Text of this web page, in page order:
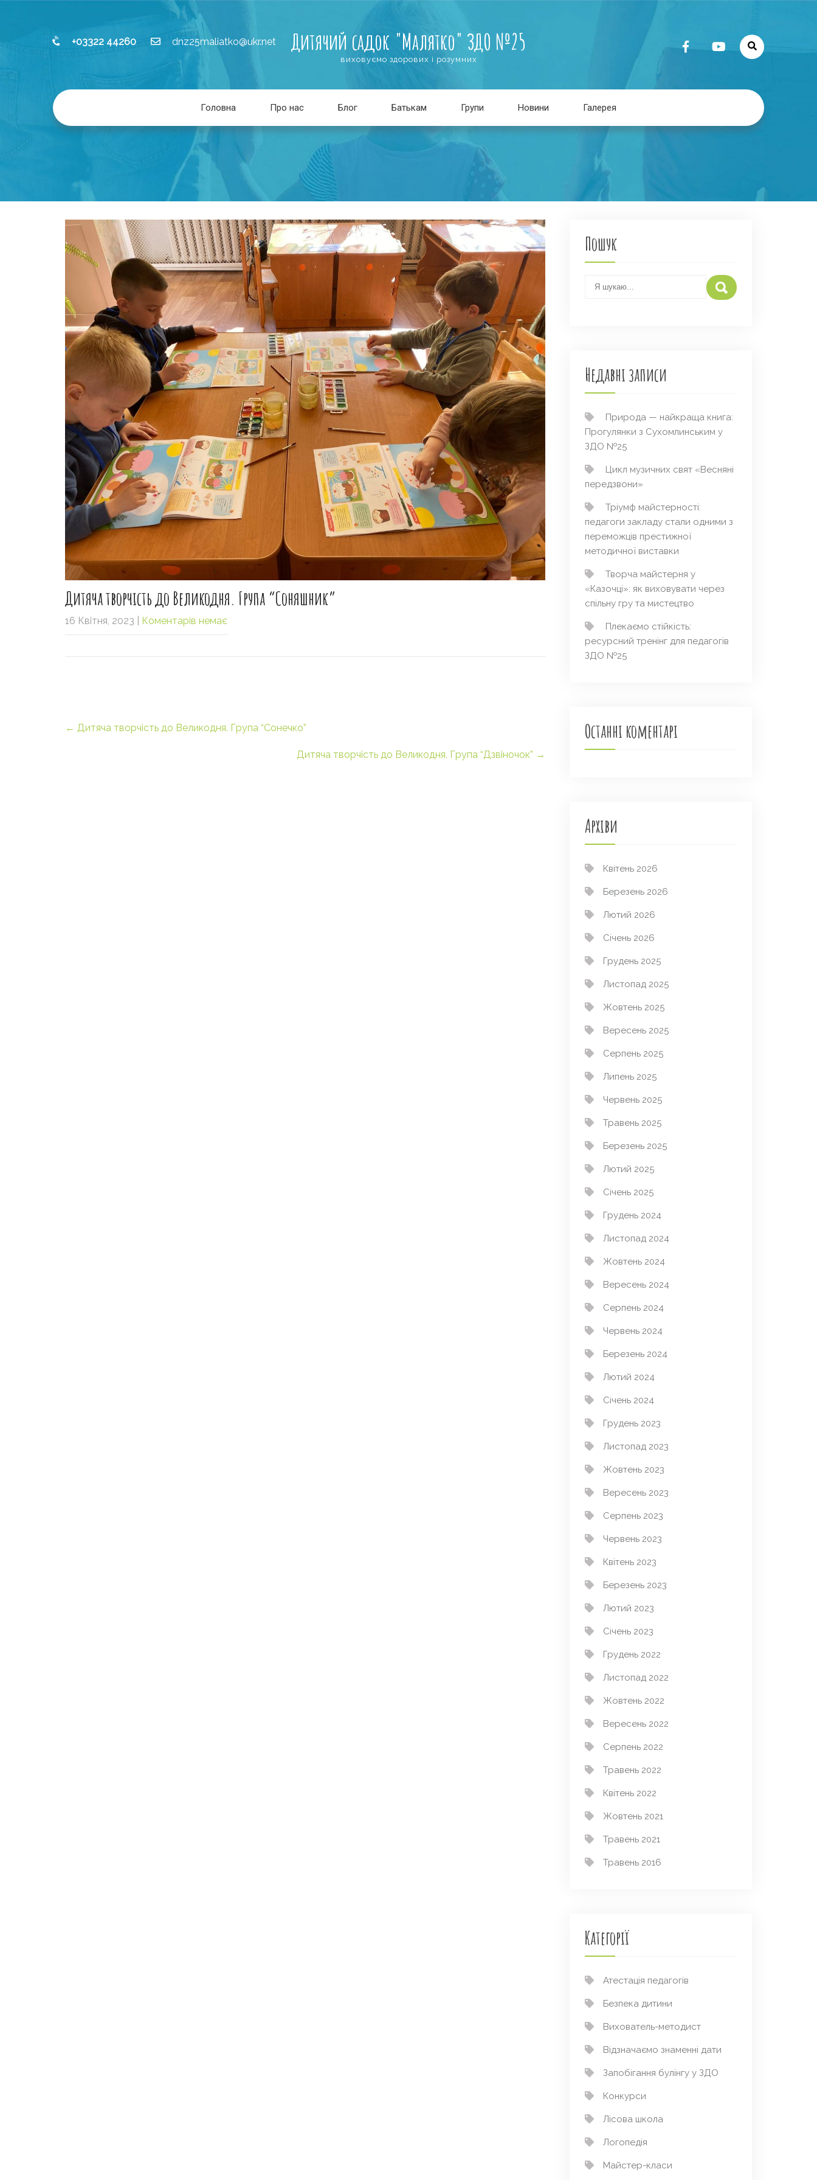
+03322 44260 dnz25maliatko@ukr.net Дитячий садок "Малятко" ЗДО №25
виховуємо здорових і розумних
Головна Про нас Блог Батькам Групи Новини Галерея
Дитяча творчість до Великодня. Група “Соняшник”
16 Квітня, 2023 Коментарів немає
Post
navigation
← Дитяча творчість до Великодня. Група “Сонечко”
Дитяча творчість до Великодня. Група “Дзвіночок” →
Пошук
Недавні записи
Природа — найкраща книга:
Прогулянки з Сухомлинським у
ЗДО №25
Цикл музичних свят «Весняні
передзвони»
Тріумф майстерності:
педагоги закладу стали одними з
переможців престижної
методичної виставки
Творча майстерня у
«Казочці»: як виховувати через
спільну гру та мистецтво
Плекаємо стійкість:
ресурсний тренінг для педагогів
ЗДО №25
Останні коментарі
Архіви
Квітень 2026
Березень 2026
Лютий 2026
Січень 2026
Грудень 2025
Листопад 2025
Жовтень 2025
Вересень 2025
Серпень 2025
Липень 2025
Червень 2025
Травень 2025
Березень 2025
Лютий 2025
Січень 2025
Грудень 2024
Листопад 2024
Жовтень 2024
Вересень 2024
Серпень 2024
Червень 2024
Березень 2024
Лютий 2024
Січень 2024
Грудень 2023
Листопад 2023
Жовтень 2023
Вересень 2023
Серпень 2023
Червень 2023
Квітень 2023
Березень 2023
Лютий 2023
Січень 2023
Грудень 2022
Листопад 2022
Жовтень 2022
Вересень 2022
Серпень 2022
Травень 2022
Квітень 2022
Жовтень 2021
Травень 2021
Травень 2016
Категорії
Атестація педагогів
Безпека дитини
Вихователь-методист
Відзначаємо знаменні дати
Запобігання булінгу у ЗДО
Конкурси
Лісова школа
Логопедія
Майстер-класи